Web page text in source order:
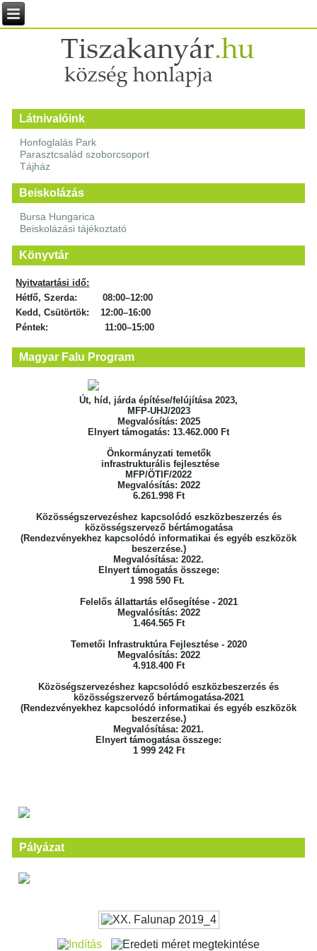
Látnivalóink
Honfoglalás Park
Parasztcsalád szoborcsoport
Tájház
Beiskolázás
Bursa Hungarica
Beiskolázási tájékoztató
Könyvtár
Nyitvatartási idő:
Hétfő, Szerda: 08:00–12:00
Kedd, Csütörtök: 12:00–16:00
Péntek: 11:00–15:00
Magyar Falu Program
Út, híd, járda építése/felújítása 2023,
MFP-UHJ/2023
Megvalósítás: 2025
Elnyert támogatás: 13.462.000 Ft
Önkormányzati temetők
infrastrukturális fejlesztése
MFP/ÖTIF/2022
Megvalósítás: 2022
6.261.998 Ft
Közösségszervezéshez kapcsolódó eszközbeszerzés és
közösségszervező bértámogatása
(Rendezvényekhez kapcsolódó informatikai és egyéb eszközök
beszerzése.)
Megvalósítása: 2022.
Elnyert támogatás összege:
1 998 590 Ft.
Felelős állattartás elősegítése - 2021
Megvalósítás: 2022
1.464.565 Ft
Temetői Infrastruktúra Fejlesztése - 2020
Megvalósítás: 2022
4.918.400 Ft
Közöségszervezéshez kapcsolódó eszközbeszerzés és
közösségszervező bértámogatása-2021
(Rendezvényekhez kapcsolódó informatikai és egyéb eszközök
beszerzése.)
Megvalósítása: 2021.
Elnyert támogatása összege:
1 999 242 Ft
Pályázat